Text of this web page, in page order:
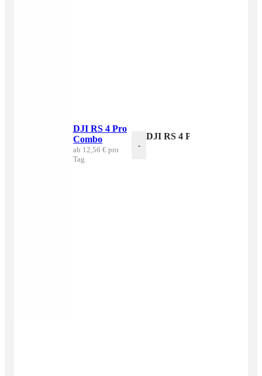
DJI RS 4 Pro
Combo
ab 12,56 € pro
Tag
-
DJI RS 4 Pro Combo Menge